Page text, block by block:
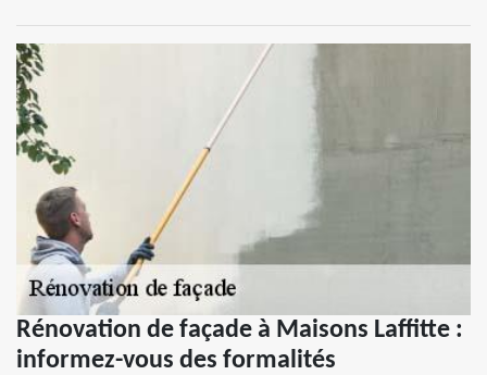
Rénovation de façade à Maisons Laffitte :
informez-vous des formalités